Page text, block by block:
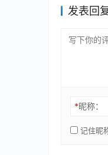
发表回
*昵称：
记住昵